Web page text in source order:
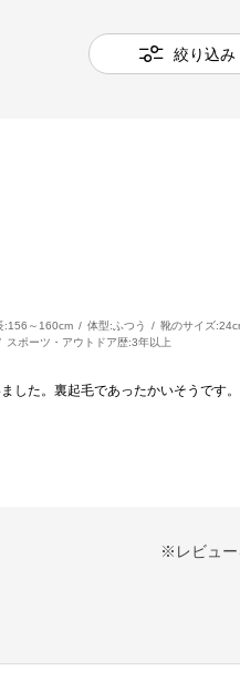
絞り込み
:156～160cm 体型: ふつう 靴のサイズ:
スポーツ・アウトドア歴:3年以上
した。裏起毛であったかいそうです
※レビュー